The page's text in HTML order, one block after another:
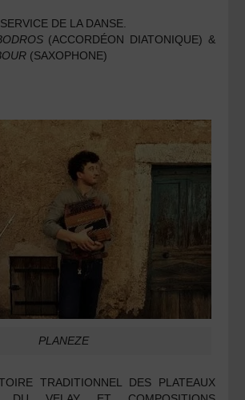
DE LA DANSE.
(ACCORDÉON DIATONIQUE) &
(SAXOPHONE)
PLANEZE
TRADITIONNEL DES PLATEAUX